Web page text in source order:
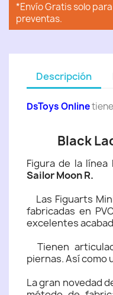
*Envío Gratis solo
preventas.
Descripción
DsToys Online
Black
Figura de la línea
Sailor Moon R.
Las Figuarts
fabricadas en
excelentes
Tienen
piernas. Así como
La gran novedad